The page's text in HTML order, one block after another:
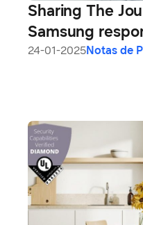
Sharing The
Samsung
profesionales
24-01-2025Notas de